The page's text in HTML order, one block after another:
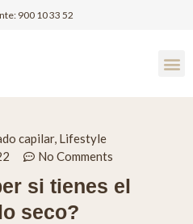
900 10 33 52
capilar, Lifestyle
No Comments
si tienes el
seco?